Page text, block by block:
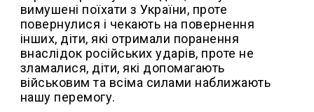
вимушені поїхати з України, проте
повернулися і чекають на повернення
інших, діти, які отримали поранення
внаслідок російських ударів, проте не
зламалися, діти, які допомагають
військовим та всіма силами наближають
нашу перемогу.